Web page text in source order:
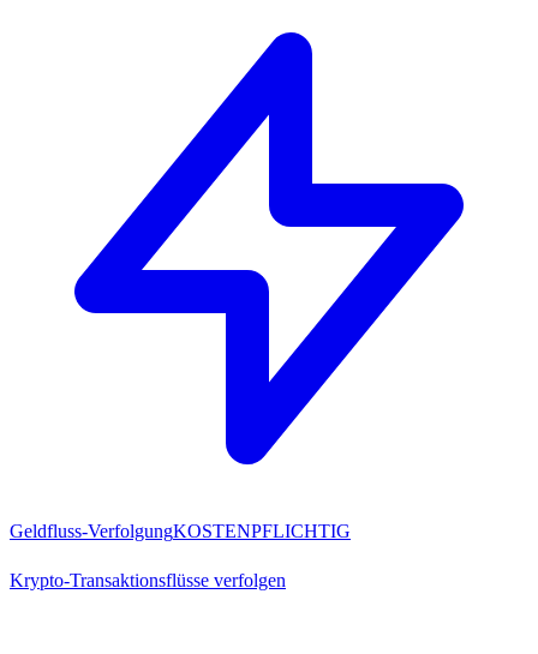
Geldfluss-VerfolgungKOSTENPFLICHTIG
Krypto-Transaktionsflüsse verfolgen